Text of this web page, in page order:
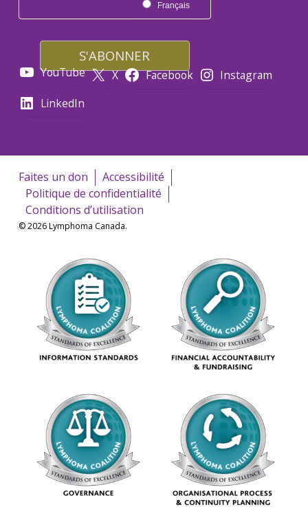
Français
YouTube X Facebook
Instagram
LinkedIn
Faites un don
Accessibilité
Politique de confidentialité
Conditions d’utilisation
© 2026 Lymphoma Canada.